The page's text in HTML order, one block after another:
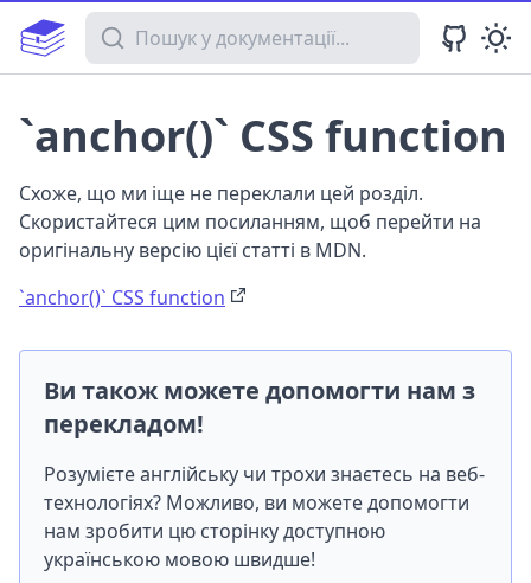
Пошук у документації
`anchor()` CSS function
Схоже, що ми іще не переклали цей розділ.
Скористайтеся цим посиланням, щоб перейти на
оригінальну версію цієї статті в MDN.
`anchor()` CSS function
Ви також можете допомогти нам з
перекладом!
Розумієте англійську чи трохи знаєтесь на веб-
технологіях? Можливо, ви можете допомогти
нам зробити цю сторінку доступною
українською мовою швидше!